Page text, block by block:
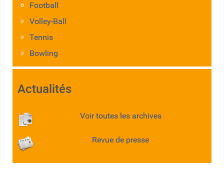
Football
Volley-Ball
Tennis
Bowling
Actualités
Voir toutes les archives
Revue de presse